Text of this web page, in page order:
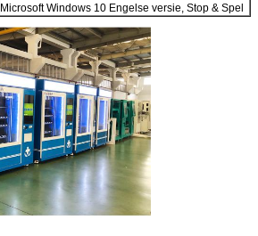
Microsoft Windows 10 Engelse versie, Stop & Spel